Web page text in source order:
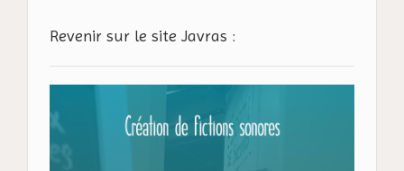
Revenir sur le site Javras :